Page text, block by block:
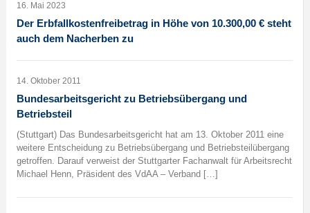
16. Mai 2023
Der Erbfallkostenfreibetrag in Höhe von 10.300,00 € steht
auch dem Nacherben zu
14. Oktober 2011
Bundesarbeitsgericht zu Betriebsübergang und
Betriebsteil
(Stuttgart) Das Bundesarbeitsgericht hat am 13. Oktober 2011 eine
weitere Entscheidung zu Betriebsübergang und Betriebsteilübergang
getroffen. Darauf verweist der Stuttgarter Fachanwalt für Arbeitsrecht
Michael Henn, Präsident des VdAA – Verband […]